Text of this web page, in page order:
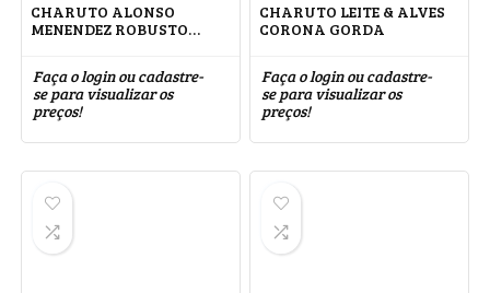
CHARUTO ALONSO
MENENDEZ ROBUSTO
Faça o login ou cadastre-
se para visualizar os
preços!
CHARUTO LEITE & ALVES
CORONA GORDA
Faça o login ou cadastre-
se para visualizar os
preços!